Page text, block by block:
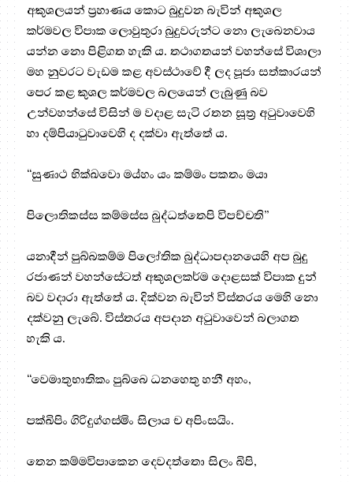
අකුශලයන් ප්‍ර‍හාණය කොට බුදුවන බැවින් අකුශල
කර්මවල විපාක ලොවුතුරා බුදුවරුන්ට නො ලැබෙනවාය
යන්න නො පිළිගත හැකි ය. තථාගතයන් වහන්සේ විශාලා
මහ නුවරට වැඩම කළ අවස්ථාවේ දී ලද පූජා සත්කාරයන්
පෙර කළ කුශල කර්මවල බලයෙන් ලැබුණු බව
උන්වහන්සේ විසින් ම වදාළ සැටි රතන සූත්‍ර‍ අටුවාවෙහි
හා දම්පියාටුවාවෙහි ද දක්වා ඇත්තේ ය.
“සුණාථ භික්ඛවො මය්හං යං කම්මං පකතං මයා
පිලොතිකස්ස කම්මස්ස බුද්ධත්තෙපි විපච්චති”
යනාදීන් පුබ්බකම්ම පිලෝතික බුද්ධාපදානයෙහි අප බුදු
රජාණන් වහන්සේටත් අකුශලකර්ම දොළසක් විපාක දුන්
බව වදාරා ඇත්තේ ය. දික්වන බැවින් විස්තරය මෙහි නො
දක්වනු ලැබේ. විස්තරය අපදාන අටුවාවෙන් බලාගත
හැකි ය.
“වෙමාතුභාතිකං පුබ්බෙ ධනහෙතු හනී අහං,
පක්ඛිපිං ගිරිදුග්ගස්මිං සිලාය ච අපිංසයිං.
තෙන කම්මවිපාකෙන දෙවදත්තො සිලං ඛිපි,